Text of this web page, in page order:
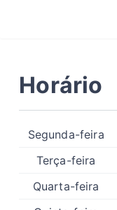
Horário
Segunda-feira
Terça-feira
Quarta-feira